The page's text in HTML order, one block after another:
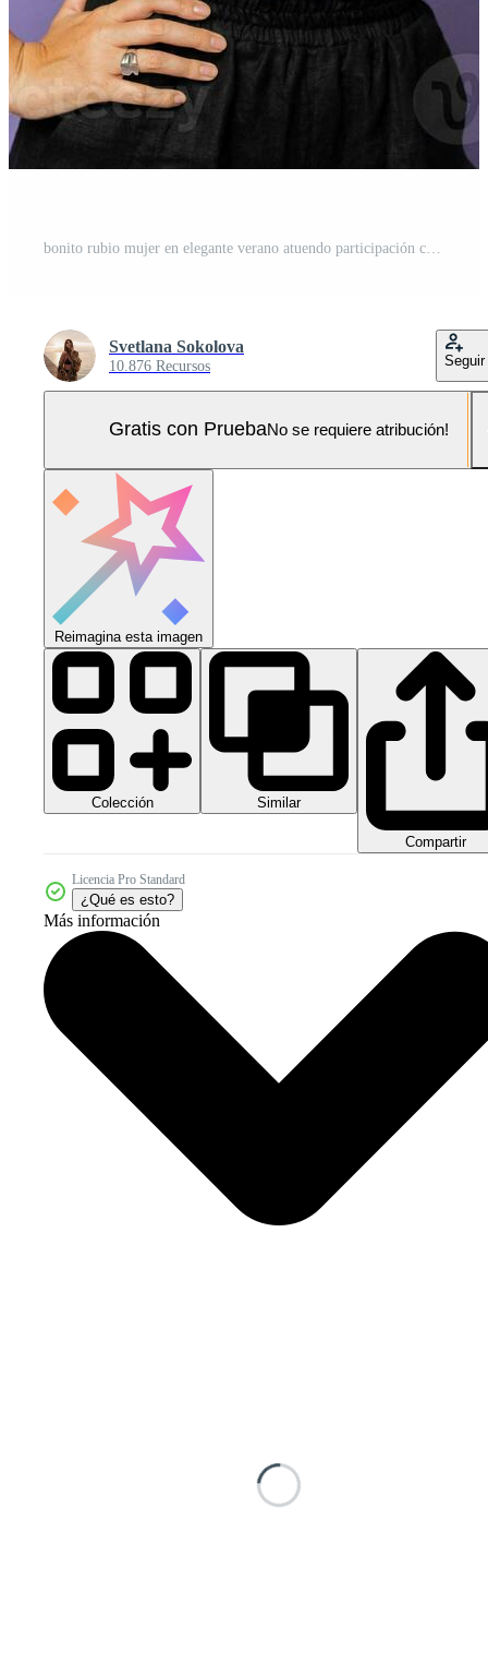
Svetlana Sokolova
10.876 Recursos Seguir
Gratis con PruebaNo se requiere atribución!
Reimagina esta imagen
Colección Similar
Compartir
Licencia Pro Standard
¿Qué es esto?
Más información